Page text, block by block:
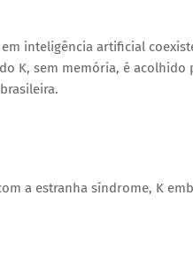
inteligência artificial
K, sem memória, é
a estranha síndrome, K